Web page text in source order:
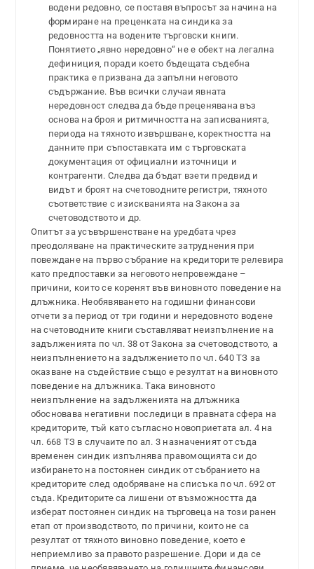
водени редовно, се поставя въпросът за начина на
формиране на преценката на синдика за
редовността на водените търговски книги.
Понятието „явно нередовно“ не е обект на легална
дефиниция, поради което бъдещата съдебна
практика е призвана да запълни неговото
съдържание. Във всички случаи явната
нередовност следва да бъде преценявана въз
основа на броя и ритмичността на записванията,
периода на тяхното извършване, коректността на
данните при съпоставката им с търговската
документация от официални източници и
контрагенти. Следва да бъдат взети предвид и
видът и броят на счетоводните регистри, тяхното
съответствие с изискванията на Закона за
счетоводството и др.
Опитът за усъвършенстване на уредбата чрез
преодоляване на практическите затруднения при
повеждане на първо събрание на кредиторите релевира
като предпоставки за неговото непровеждане –
причини, които се коренят във виновното поведение на
длъжника. Необявяването на годишни финансови
отчети за период от три години и нередовното водене
на счетоводните книги съставляват неизпълнение на
задълженията по чл. 38 от Закона за счетоводството, а
неизпълнението на задължението по чл. 640 ТЗ за
оказване на съдействие също е резултат на виновното
поведение на длъжника. Така виновното
неизпълнение на задълженията на длъжника
обосновава негативни последици в правната сфера на
кредиторите, тъй като съгласно новоприетата ал. 4 на
чл. 668 ТЗ в случаите по ал. 3 назначеният от съда
временен синдик изпълнява правомощията си до
избирането на постоянен синдик от събранието на
кредиторите след одобряване на списъка по чл. 692 от
съда. Кредиторите са лишени от възможността да
изберат постоянен синдик на търговеца на този ранен
етап от производството, по причини, които не са
резултат от тяхното виновно поведение, което е
неприемливо за правото разрешение. Дори и да се